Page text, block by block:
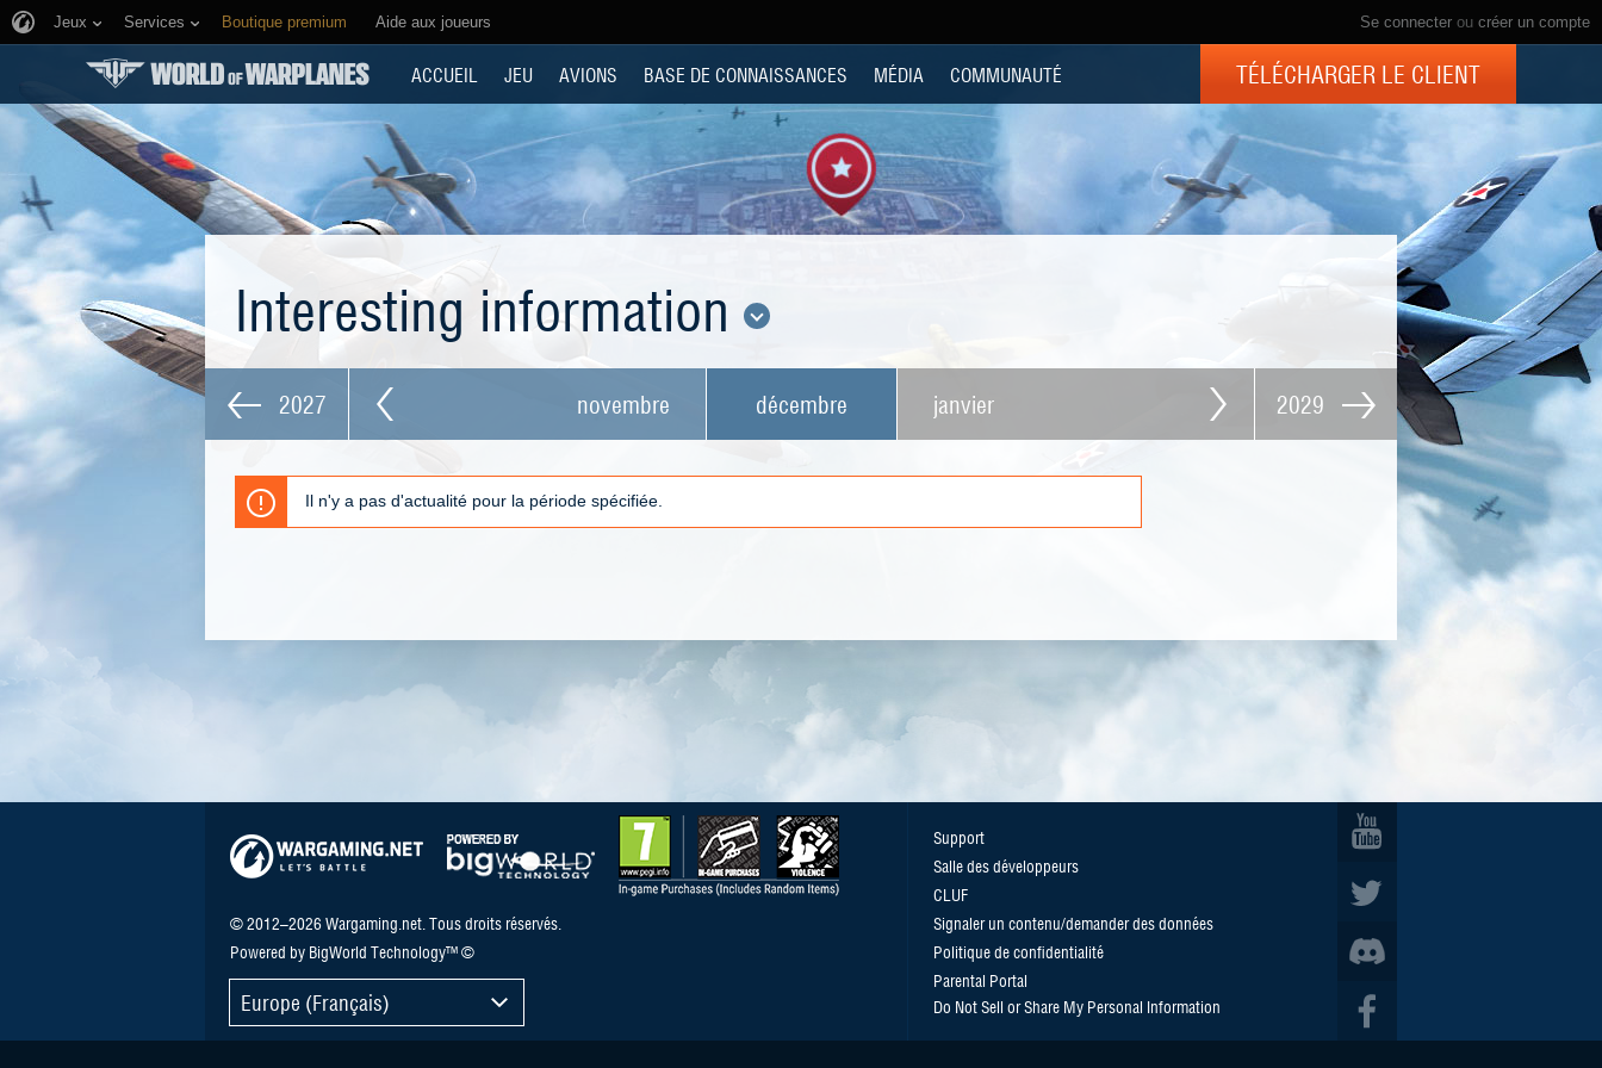
Se connecter ou créer un compte
Jeux Services Boutique premium Aide aux joueurs
ACCUEIL JEU AVIONS BASE DE CONNAISSANCES MÉDIA COMMUNAUTÉ TÉLÉCHARGER LE CLIENT
Interesting information
2027 novembre décembre janvier 2029
Il n'y a pas d'actualité pour la période spécifiée.
© 2012–2026 Wargaming.net. Tous droits réservés.
Powered by BigWorld Technology™ ©
Europe (Français)
Support
Salle des développeurs
CLUF
Signaler un contenu/demander des données
Politique de confidentialité
Parental Portal
Do Not Sell or Share My Personal Information